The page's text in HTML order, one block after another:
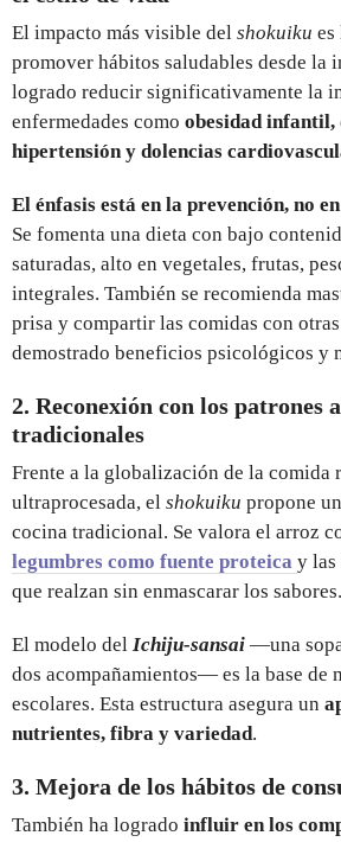
El impacto más visible del shokuiku es
promover hábitos saludables desde la
logrado reducir significativamente la
enfermedades como obesidad infantil,
hipertensión y dolencias
El énfasis está en la prevención, no
Se fomenta una dieta con bajo
saturadas, alto en vegetales, frutas,
integrales. También se recomienda
prisa y compartir las comidas con
demostrado beneficios psicológicos y
2. Reconexión con los patrones
tradicionales
Frente a la globalización de la comida
ultraprocesada, el shokuiku propone
cocina tradicional. Se valora el arroz
legumbres como fuente proteica y las
que realzan sin enmascarar los sabores.
El modelo del Ichiju-sansai —una
dos acompañamientos— es la base de
escolares. Esta estructura asegura un
nutrientes, fibra y variedad.
3. Mejora de los hábitos de
También ha logrado influir en los